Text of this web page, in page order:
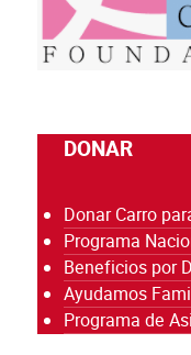
DONAR
Donar Carro
Programa
Beneficios por
Ayudamos
Programa de